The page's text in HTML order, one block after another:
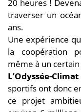
20 heures !
traverser un
ans.
Une expérience
la coopération
même à un
L’Odyssée-Climat
sportifs ont donc
ce projet